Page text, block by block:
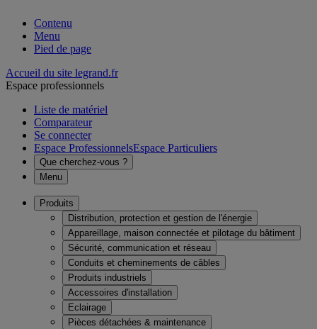
Contenu
Menu
Pied de page
Accueil du site legrand.fr
Espace professionnels
Liste de matériel
Comparateur
Se connecter
Espace ProfessionnelsEspace Particuliers
Que cherchez-vous ?
Menu
Produits
Distribution, protection et gestion de l'énergie
Appareillage, maison connectée et pilotage du bâtiment
Sécurité, communication et réseau
Conduits et cheminements de câbles
Produits industriels
Accessoires d'installation
Eclairage
Pièces détachées & maintenance